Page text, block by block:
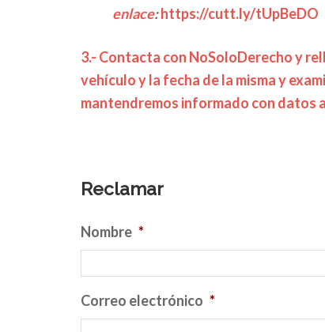
enlace:https://cutt.ly/tUpBeDO
3.- Contacta con NoSoloDerecho y
vehículo y la fecha de la misma y
mantendremos informado con datos
Reclamar
Nombre *
Correo electrónico *